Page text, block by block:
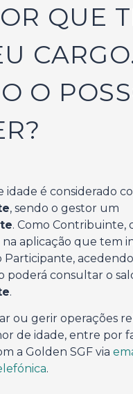
QUE
O
idade é considerado
, sendo o gestor um
. Como Contribuinte,
aplicação que tem
poderá consultar o
.
ou gerir operações
de idade, entre por
a Golden SGF via
.